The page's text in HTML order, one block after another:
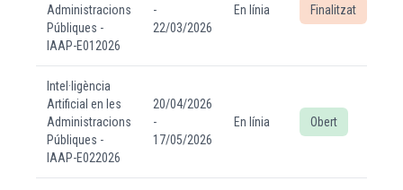
Administracions
Públiques -
IAAP-E012026
-
22/03/2026
En línia Finalitzat
Intel·ligència
Artificial en les
Administracions
Públiques -
IAAP-E022026
20/04/2026
-
17/05/2026
En línia Obert